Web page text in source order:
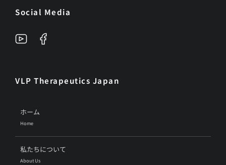
Social Media
VLP Therapeutics Japan
ホーム
Home
私たちについて
About Us